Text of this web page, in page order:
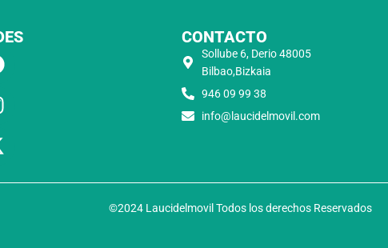
CONTACTO
Sollube 6, Derio 48005
Bilbao,Bizkaia
946 09 99 38
info@laucidelmovil.com
©2024 Laucidelmovil Todos los derechos Reservados